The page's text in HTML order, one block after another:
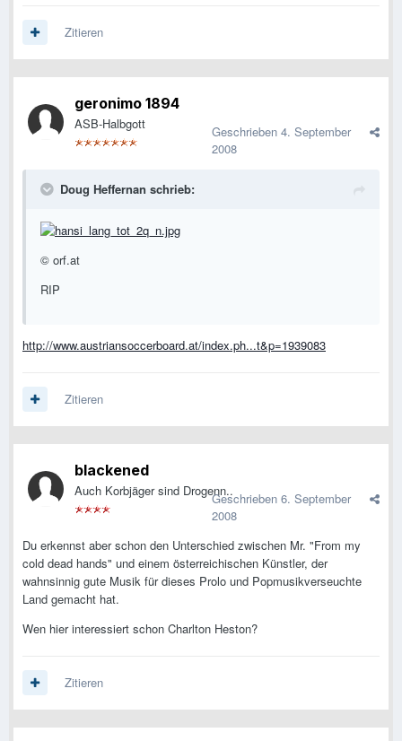
Zitieren
geronimo 1894
ASB-Halbgott Geschrieben 4. September
2008
Doug Heffernan schrieb:
© orf.at
RIP
http://www.austriansoccerboard.at/index.ph...t&p=1939083
Zitieren
blackened
Auch Korbjäger sind Drogenn..Geschrieben 6. September
2008
Du erkennst aber schon den Unterschied zwischen Mr. "From my
cold dead hands" und einem österreichischen Künstler, der
wahnsinnig gute Musik für dieses Prolo und Popmusikverseuchte
Land gemacht hat.
Wen hier interessiert schon Charlton Heston?
Zitieren